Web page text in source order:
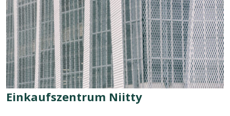
Einkaufszentrum Niitty